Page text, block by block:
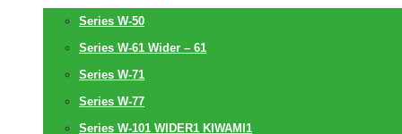
Series W-50
Series W-61 Wider – 61
Series W-71
Series W-77
Series W-101 WIDER1 KIWAMI1